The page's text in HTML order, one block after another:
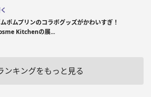
ポムプリンのコラボグッズがかわいすぎ！
Kitchenの展...
ンキングをもっと見る